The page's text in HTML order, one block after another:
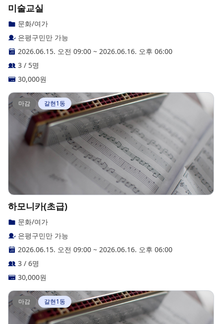
미술교실
문화/여가
은평구민만 가능
2026.06.15. 오전 09:00 ~ 2026.06.16. 오후 06:00
3 / 5명
30,000원
마감 갈현1동
하모니카(초급)
문화/여가
은평구민만 가능
2026.06.15. 오전 09:00 ~ 2026.06.16. 오후 06:00
3 / 6명
30,000원
마감 갈현1동